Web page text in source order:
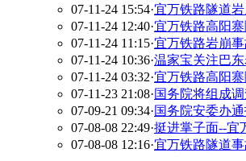
07-11-24 15:54·宜万铁路隧道
07-11-24 12:40·宜万铁路高阳
07-11-24 11:15·宜万铁路岩崩
07-11-24 10:36·温家宝关注巴
07-11-24 03:32·宜万铁路高阳
07-11-23 21:08·国务院将组成
07-09-21 09:34·国务院安委办
07-08-08 22:49·挺进掌子面--宜
07-08-08 12:16·宜万铁路隧道